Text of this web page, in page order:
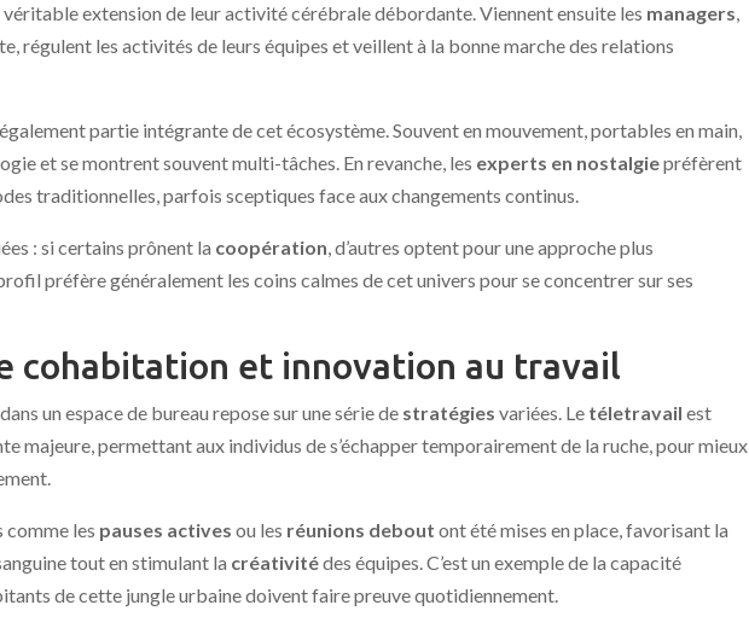
véritable extension de leur activité cérébrale débordante. Viennent ensuite les managers,
régulent les activités de leurs équipes et veillent à la bonne marche des relations
partie intégrante de cet écosystème. Souvent en mouvement, portables en main,
et se montrent souvent multi-tâches. En revanche, les experts en nostalgiepréfèrent
traditionnelles, parfois sceptiques face aux changements continus.
: si certains prônent la coopération, d’autres optent pour une approche plus
préfère généralement les coins calmes de cet univers pour se concentrer sur ses
cohabitation et innovation au travail
un espace de bureau repose sur une série de stratégies variées. Le téletravail est
majeure, permettant aux individus de s’échapper temporairement de la ruche, pour mieux
comme les pauses actives ou les réunions debout ont été mises en place, favorisant la
tout en stimulant la créativitédes équipes. C’est un exemple de la capacité
de cette jungle urbaine doivent faire preuve quotidiennement.